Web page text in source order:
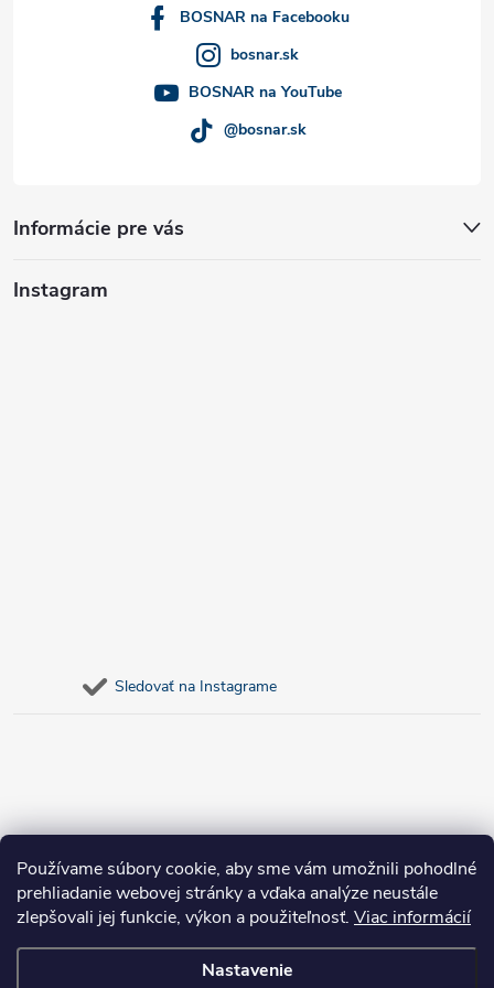
Používame súbory cookie, aby sme vám umožnili pohodlné
prehliadanie webovej stránky a vďaka analýze neustále
zlepšovali jej funkcie, výkon a použiteľnosť. Viac informácií
Nastavenie
Informácie pre vás
BOSNAR na Facebooku
bosnar.sk
BOSNAR na YouTube
@bosnar.sk
Instagram
Sledovať na Instagrame